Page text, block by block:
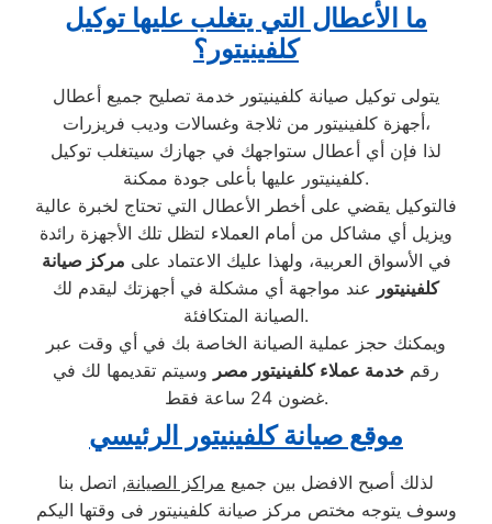
ما الأعطال التي يتغلب عليها توكيل
كلفينيتور؟
يتولى توكيل صيانة كلفينيتور خدمة تصليح جميع أعطال
أجهزة كلفينيتور من ثلاجة وغسالات وديب فريزرات،
لذا فإن أي أعطال ستواجهك في جهازك سيتغلب توكيل
كلفينيتور عليها بأعلى جودة ممكنة.
فالتوكيل يقضي على أخطر الأعطال التي تحتاج لخبرة عالية
ويزيل أي مشاكل من أمام العملاء لتظل تلك الأجهزة رائدة
في الأسواق العربية، ولهذا عليك الاعتماد على مركز صيانة
كلفينيتور عند مواجهة أي مشكلة في أجهزتك ليقدم لك
الصيانة المتكافئة.
ويمكنك حجز عملية الصيانة الخاصة بك في أي وقت عبر
رقم خدمة عملاء كلفينيتور مصر وسيتم تقديمها لك في
غضون 24 ساعة فقط.
موقع صيانة كلفينيتور الرئيسي
لذلك أصبح الافضل بين جميع مراكز الصيانة, اتصل بنا
وسوف يتوجه مختص مركز صيانة كلفينيتور فى وقتها اليكم